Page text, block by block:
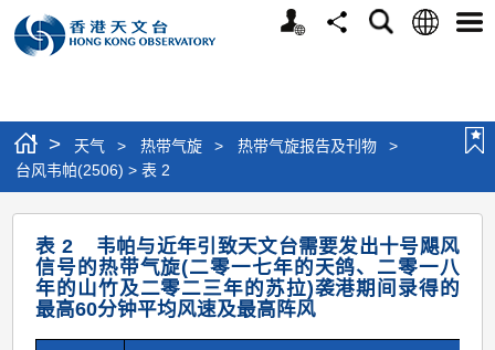
个
分
搜
语
选
> 天气 > 热带气旋 > 热带气旋报告及刊物
>
台风韦帕(2506) > 表 2
台
风
韦
帕
表 2 韦帕与近年引致天文台需要发出十号飓风
信号的热带气旋(二零一七年的天鸽、二零一八
年的山竹及二零二三年的苏拉)袭港期间录得的
最高60分钟平均风速及最高阵风